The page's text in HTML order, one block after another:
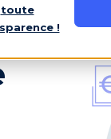
toute
!